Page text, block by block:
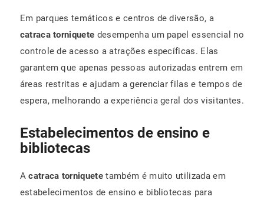
Em parques temáticos e centros de diversão, a
catraca torniquete desempenha um papel essencial no
controle de acesso a atrações específicas. Elas
garantem que apenas pessoas autorizadas entrem em
áreas restritas e ajudam a gerenciar filas e tempos de
espera, melhorando a experiência geral dos visitantes.
Estabelecimentos de ensino e
bibliotecas
Acatraca torniquete também é muito utilizada em
estabelecimentos de ensino e bibliotecas para